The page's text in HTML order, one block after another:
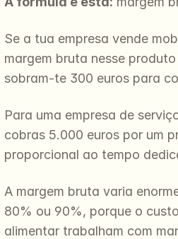
Se a tua empresa vende
margem bruta nesse
sobram-te 300 euros para
Para uma empresa de
cobras 5.000 euros por um
proporcional ao tempo
A margem bruta varia
80% ou 90%, porque o
alimentar trabalham com